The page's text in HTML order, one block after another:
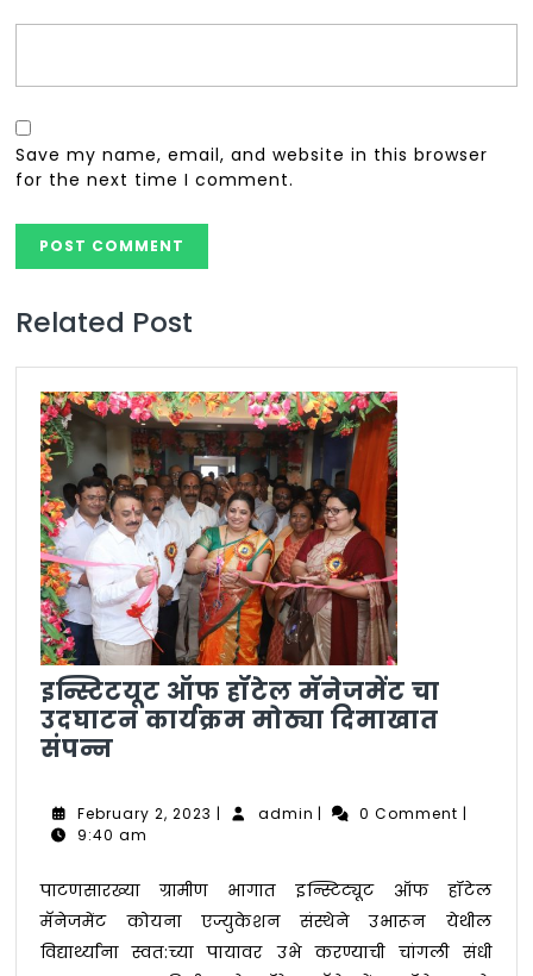
Save my name, email, and website in this browser
for the next time I comment.
Related Post
इन्स्टिटयूट ऑफ हॉटेल मॅनेजमेंट चा
उदघाटन कार्यक्रम मोठ्या दिमाखात
संपन्न
हॉटेल
मॅनेजमेंट
उदघाटन
कार्यक्रम
मोठ्या
February 2, 2023 February
| admin admin
| 0 Comment |
9:40 am
पाटणसारख्या ग्रामीण भागात इन्स्टिट्यूट ऑफ हॉटेल
मॅनेजमेंट कोयना एज्युकेशन संस्थेने उभारून येथील
विद्यार्थ्यांना स्वत:च्या पायावर उभे करण्याची चांगली संधी